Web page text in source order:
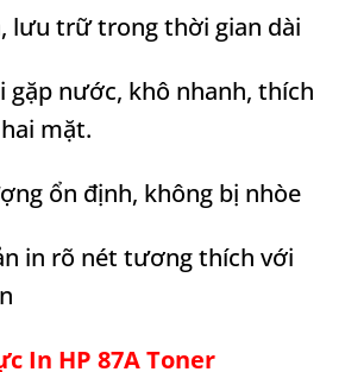
lưu trữ trong thời gian dài
gặp nước, khô nhanh, thích
mặt.
ổn định, không bị nhòe
in rõ nét tương thích với
In HP 87A Toner